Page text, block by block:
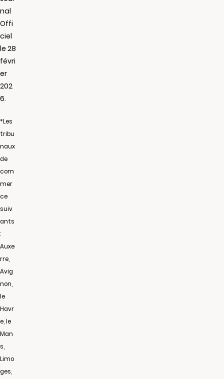
nal
Offi
ciel
le 28
févri
er
202
6.
*Les
tribu
naux
de
com
mer
ce
suiv
ants
:
Auxe
rre,
Avig
non,
le
Havr
e, le
Man
s,
Limo
ges,